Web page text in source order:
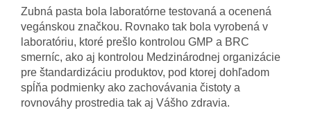
Zubná pasta bola laboratórne testovaná a ocenená
vegánskou značkou. Rovnako tak bola vyrobená v
laboratóriu, ktoré prešlo kontrolou GMP a BRC
smerníc, ako aj kontrolou Medzinárodnej organizácie
pre štandardizáciu produktov, pod ktorej dohľadom
spĺňa podmienky ako zachovávania čistoty a
rovnováhy prostredia tak aj Vášho zdravia.